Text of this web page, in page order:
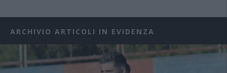
ARCHIVIO ARTICOLI IN EVIDENZA